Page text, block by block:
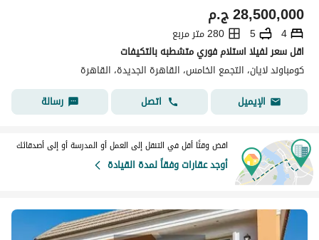
ج.م28,500,000
4
5
280 متر مربع
اقل سعر لفيلا استلام فوري متشطبه بالتكيفات
كومباوند لايان، التجمع الخامس، القاهرة الجديدة، القاهرة
الإيميل
اتصل رسالة
اقض وقتًا أقل في التنقل إلى العمل أو المدرسة أو إلى أصدقائك
أوجد عقارات وفقاً لمدة القيادة